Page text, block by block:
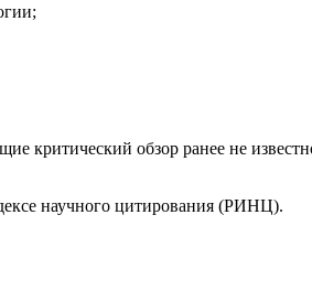
критический обзор ранее не
научного цитирования (РИНЦ).